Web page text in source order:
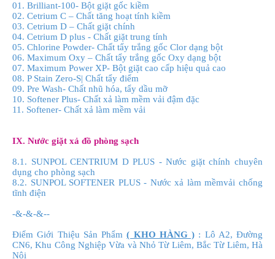
01. Brilliant-100- Bột giặt gốc kiềm
02. Cetrium C – Chất tăng hoạt tính kiềm
03. Cetrium D – Chất giặt chính
04. Cetrium D plus - Chất giặt trung tính
05. Chlorine Powder- Chất tẩy trắng gốc Clor dạng bột
06. Maximum Oxy – Chất tẩy trắng gốc Oxy dạng bột
07. Maximum Power XP- Bột giặt cao cấp hiệu quả cao
08. P Stain Zero-S| Chất tẩy điểm
09. Pre Wash- Chất nhũ hóa, tẩy dầu mỡ
10. Softener Plus- Chất xả làm mềm vải đậm đặc
11. Softener- Chất xả làm mềm vải
IX. Nước giặt xả đồ phòng sạch
8.1. SUNPOL CENTRIUM D PLUS - Nước giặt chính chuyên
dụng cho phòng sạch
8.2. SUNPOL SOFTENER PLUS - Nước xả làm mềmvải chống
tĩnh điện
-&-&-&--
Điểm Giới Thiệu Sản Phẩm( KHO HÀNG ) : Lô A2, Đường
CN6, Khu Công Nghiệp Vừa và Nhỏ Từ Liêm, Bắc Từ Liêm, Hà
Nội